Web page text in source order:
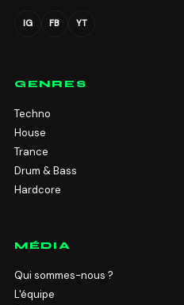
IG FB YT
GENRES
Techno
House
Trance
Drum & Bass
Hardcore
MÉDIA
Qui sommes-nous ?
L'équipe